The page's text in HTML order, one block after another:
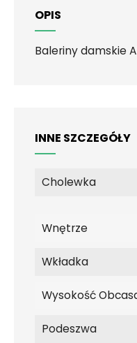
OPIS
Baleriny damskie
INNE SZCZEGÓŁY
Cholewka
Wnętrze
Wkładka
Wysokość
Podeszwa